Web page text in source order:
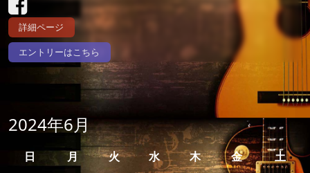
詳細ページ
エントリーはこちら
2024年6月
日 月 火 水 木 金 土